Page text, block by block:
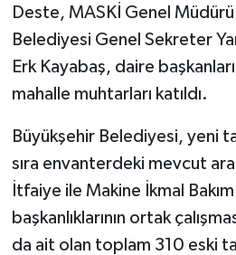
Deste, MASKİ Genel Müdürü
Belediyesi Genel Sekreter
Erk Kayabaş, daire
mahalle muhtarları katıldı.
Büyükşehir Belediyesi, yeni
sıra envanterdeki mevcut
İtfaiye ile Makine İkmal
başkanlıklarının ortak
da ait olan toplam 310 eski